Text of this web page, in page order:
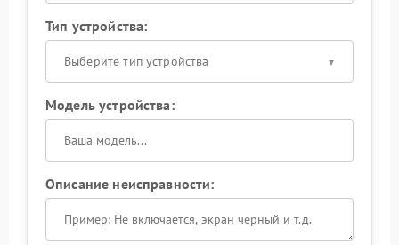
Тип устройства:
Выберите тип устройства
Модель устройства:
Описание неисправности: